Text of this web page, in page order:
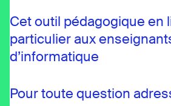
Cet outil pédagogique en
particulier aux
d’informatique
Pour toute question